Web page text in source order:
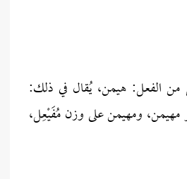
من الفعل: هيمن، يُقال في ذلك:
مهيمن، ومهيمن على وزن مُفَيْعِل،